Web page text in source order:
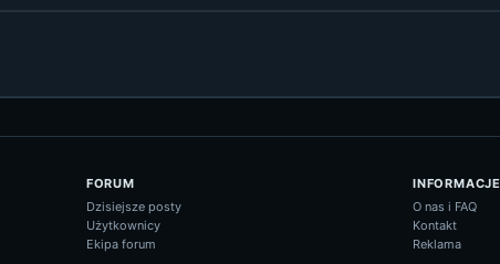
FORUM
Dzisiejsze posty
Użytkownicy
Ekipa forum
INFORMACJE
O nas i FAQ
Kontakt
Reklama